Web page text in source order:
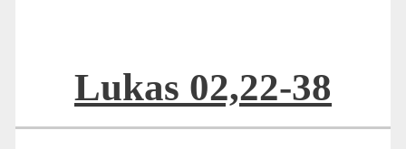
Lukas 02,22-38